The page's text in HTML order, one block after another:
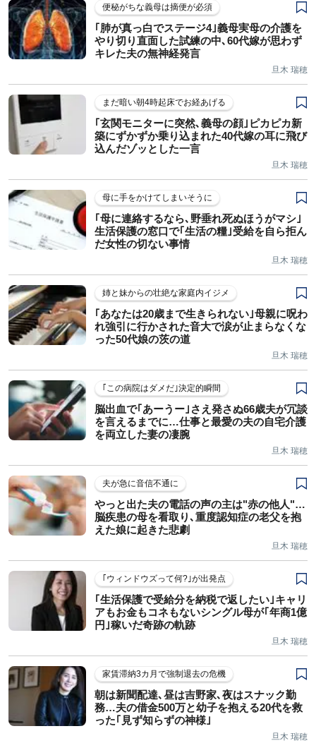
便秘がちな義母は摘便が必須
｢肺が真っ白でステージ4｣義母実母の介護を
やり切り直面した試練の中､60代嫁が思わず
キレた夫の無神経発言
旦木 瑞穂
まだ暗い朝4時起床でお経あげる
｢玄関モニターに突然､義母の顔｣ピカピカ新
築にずかずか乗り込まれた40代嫁の耳に飛び
込んだゾッとした一言
旦木 瑞穂
母に手をかけてしまいそうに
｢母に連絡するなら､野垂れ死ぬほうがマシ｣
生活保護の窓口で｢生活の糧｣受給を自ら拒ん
だ女性の切ない事情
旦木 瑞穂
姉と妹からの壮絶な家庭内イジメ
｢あなたは20歳まで生きられない｣母親に呪わ
れ強引に行かされた音大で涙が止まらなくな
った50代娘の茨の道
旦木 瑞穂
｢この病院はダメだ｣決定的瞬間
脳出血で｢あーうー｣さえ発さぬ66歳夫が冗談
を言えるまでに…仕事と最愛の夫の自宅介護
を両立した妻の凄腕
旦木 瑞穂
夫が急に音信不通に
やっと出た夫の電話の声の主は"赤の他人"…
脳疾患の母を看取り､重度認知症の老父を抱
えた娘に起きた悲劇
旦木 瑞穂
｢ウィンドウズって何?｣が出発点
｢生活保護で受給分を納税で返したい｣キャリ
アもお金もコネもないシングル母が｢年商1億
円｣稼いだ奇跡の軌跡
旦木 瑞穂
家賃滞納3カ月で強制退去の危機
朝は新聞配達､昼は吉野家､夜はスナック勤
務…夫の借金500万と幼子を抱える20代を救
った｢見ず知らずの神様｣
旦木 瑞穂